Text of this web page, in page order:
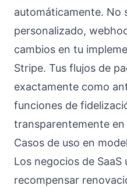
automáticamente. No
personalizado,
cambios en tu
Stripe. Tus flujos de
exactamente como
funciones de
transparentemente
Casos de uso en
Los negocios de
recompensar